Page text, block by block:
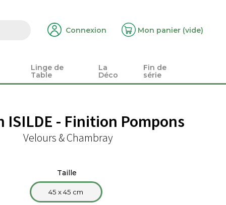
Connexion Mon panier (vide)
Linge de
Table
La
Déco
Fin de
série
ISILDE - Finition Pompons
Velours & Chambray
Taille
45 x 45 cm